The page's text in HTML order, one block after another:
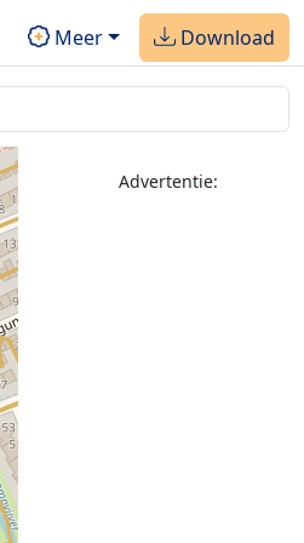
Meer Download
Advertentie: